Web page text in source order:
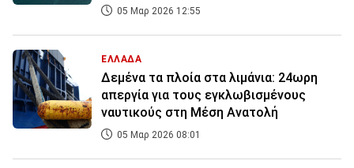
05 Μαρ 2026 12:55
ΕΛΛΑΔΑ
Δεμένα τα πλοία στα λιμάνια: 24ωρη
απεργία για τους εγκλωβισμένους
ναυτικούς στη Μέση Ανατολή
05 Μαρ 2026 08:01